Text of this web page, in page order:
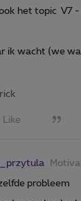
het topic V7
ik wacht (we
Like
probleem